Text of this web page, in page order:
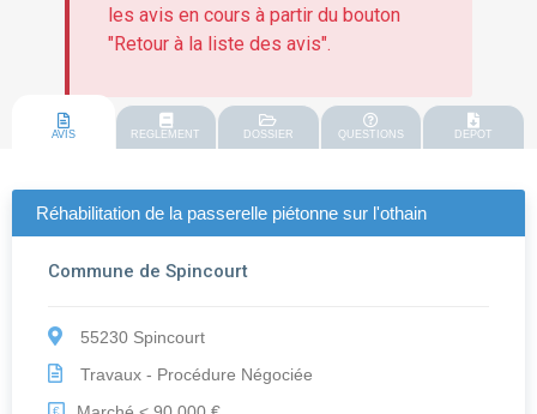
les avis en cours à partir du bouton
"Retour à la liste des avis".
AVIS REGLEMENT DOSSIER QUESTIONS DEPOT
Réhabilitation de la passerelle piétonne sur l'othain
Commune de Spincourt
55230 Spincourt
Travaux - Procédure Négociée